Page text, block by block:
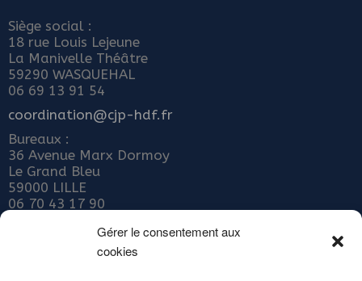
Gérer le consentement aux
cookies
Siège social :
18 rue Louis Lejeune
La Manivelle Théâtre
59290 WASQUEHAL
06 69 13 91 54
coordination@cjp-hdf.fr
Bureaux :
36 Avenue Marx Dormoy
Le Grand Bleu
59000 LILLE
06 70 43 17 90
ADHÉRER AU COLLECTIF JEUNE PUBLIC